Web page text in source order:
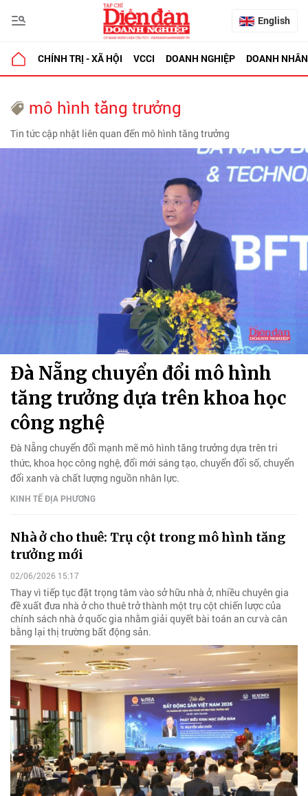
English
CHÍNH TRỊ - XÃ HỘI VCCI DOANH NGHIỆP DOANH NHÂN
mô hình tăng trưởng
Tin tức cập nhật liên quan đến mô hình tăng trưởng
Đà Nẵng chuyển đổi mô hình
tăng trưởng dựa trên khoa học
công nghệ
Đà Nẵng chuyển đổi mạnh mẽ mô hình tăng trưởng dựa trên tri
thức, khoa học công nghệ, đổi mới sáng tạo, chuyển đổi số, chuyển
đổi xanh và chất lượng nguồn nhân lực.
KINH TẾ ĐỊA PHƯƠNG
Nhà ở cho thuê: Trụ cột trong mô hình tăng
trưởng mới
02/06/2026 15:17
Thay vì tiếp tục đặt trọng tâm vào sở hữu nhà ở, nhiều chuyên gia
đề xuất đưa nhà ở cho thuê trở thành một trụ cột chiến lược của
chính sách nhà ở quốc gia nhằm giải quyết bài toán an cư và cân
bằng lại thị trường bất động sản.